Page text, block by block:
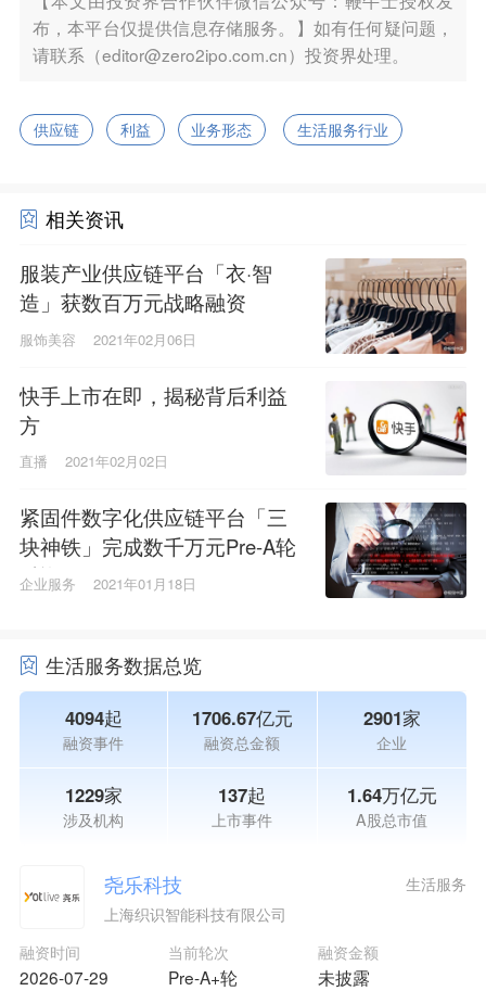
布，本平台仅提供信息存储服务。】如有任何疑问题，
请联系（editor@zero2ipo.com.cn）投资界处理。
供应链 利益 业务形态 生活服务行业
相关资讯
服装产业供应链平台「衣·智
造」获数百万元战略融资
服饰美容 2021年02月06日
快手上市在即，揭秘背后利益
方
直播 2021年02月02日
紧固件数字化供应链平台「三
块神铁」完成数千万元Pre-A轮
融资
企业服务 2021年01月18日
生活服务数据总览
4094起
融资事件
1706.67亿元
融资总金额
2901家
企业
1229家
涉及机构
137起
上市事件
1.64万亿元
A股总市值
尧乐科技
上海织识智能科技有限公司
融资时间
2026-07-29
当前轮次
Pre-A+轮
融资金额
未披露
生活服务